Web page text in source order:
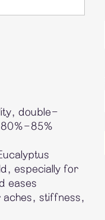
double-
80%-85%
especially for
eases
aches, stiffness,